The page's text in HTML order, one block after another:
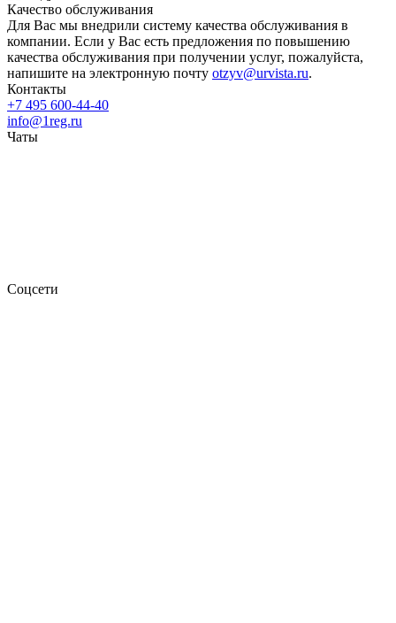
Качество обслуживания
Для Вас мы внедрили систему качества обслуживания в
компании. Если у Вас есть предложения по повышению
качества обслуживания при получении услуг, пожалуйста,
напишите на электронную почту otzyv@urvista.ru.
Контакты
+7 495 600-44-40
info@1reg.ru
Чаты
Соцсети